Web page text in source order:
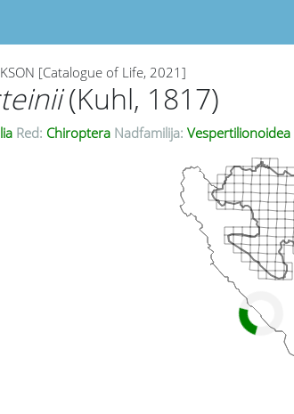
[Catalogue of Life, 2021]
(Kuhl, 1817)
Red: Chiroptera Nadfamilija: Vespertilionoidea